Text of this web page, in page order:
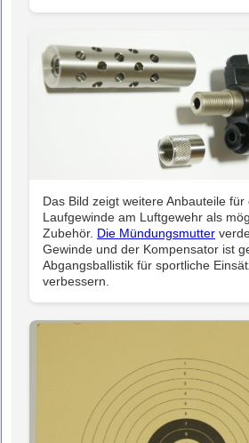
Das Bild zeigt weitere Anbauteile für
Laufgewinde am Luftgewehr als
Zubehör. Die Mündungsmutter
Gewinde und der Kompensator ist
Abgangsballistik für sportliche
verbessern.